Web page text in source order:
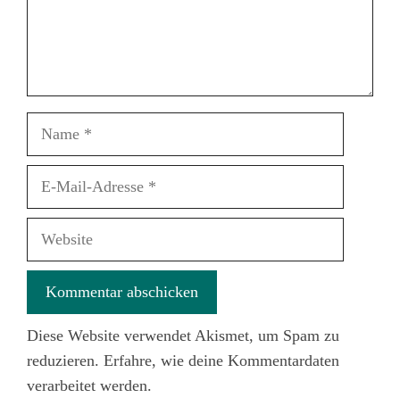
Name
Website
Diese Website verwendet Akismet, um Spam zu
reduzieren. Erfahre, wie deine Kommentardaten
verarbeitet werden.